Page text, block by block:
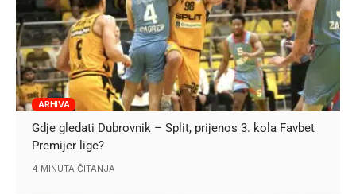
ARHIVA
Gdje gledati Dubrovnik – Split, prijenos 3. kola Favbet
Premijer lige?
4 MINUTA ČITANJA